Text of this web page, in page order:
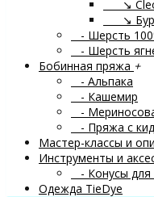
↘ Cleo
↘
- Шерсть
- Шерсть
Бобинная пряжа +
- Альпака
- Кашемир
-
- Пряжа с
Мастер-классы и
Инструменты и
- Конусы для
Одежда TieDye